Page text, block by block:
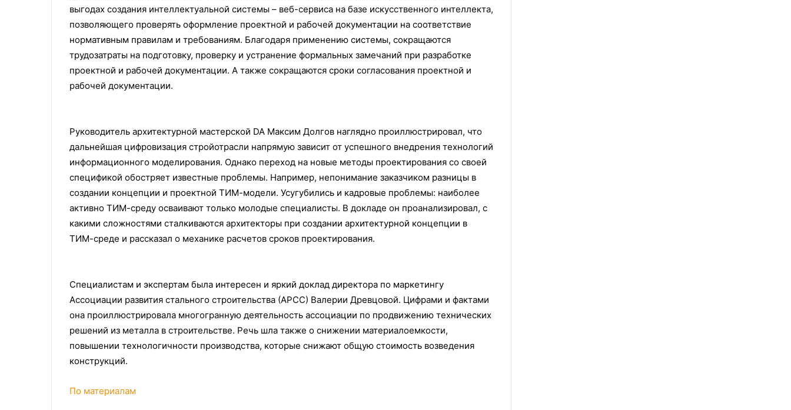
выгодах создания интеллектуальной системы – веб-сервиса на базе искусственного интеллекта,
позволяющего проверять оформление проектной и рабочей документации на соответствие
нормативным правилам и требованиям. Благодаря применению системы, сокращаются
трудозатраты на подготовку, проверку и устранение формальных замечаний при разработке
проектной и рабочей документации. А также сокращаются сроки согласования проектной и
рабочей документации.
Руководитель архитектурной мастерской DA Максим Долгов наглядно проиллюстрировал, что
дальнейшая цифровизация стройотрасли напрямую зависит от успешного внедрения технологий
информационного моделирования. Однако переход на новые методы проектирования со своей
спецификой обостряет известные проблемы. Например, непонимание заказчиком разницы в
создании концепции и проектной ТИМ-модели. Усугубились и кадровые проблемы: наиболее
активно ТИМ-среду осваивают только молодые специалисты. В докладе он проанализировал, с
какими сложностями сталкиваются архитекторы при создании архитектурной концепции в
ТИМ-среде и рассказал о механике расчетов сроков проектирования.
Специалистам и экспертам была интересен и яркий доклад директора по маркетингу
Ассоциации развития стального строительства (АРСС) Валерии Древцовой. Цифрами и фактами
она проиллюстрировала многогранную деятельность ассоциации по продвижению технических
решений из металла в строительстве. Речь шла также о снижении материалоемкости,
повышении технологичности производства, которые снижают общую стоимость возведения
конструкций.
По материалам